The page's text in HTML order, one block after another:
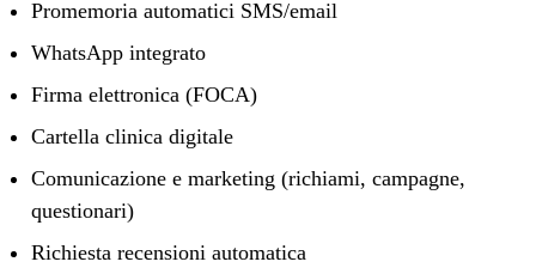
Promemoria automatici SMS/email
WhatsApp integrato
Firma elettronica (FOCA)
Cartella clinica digitale
Comunicazione e marketing (richiami, campagne,
questionari)
Richiesta recensioni automatica